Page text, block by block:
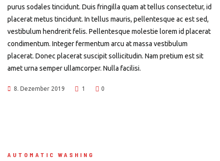
purus sodales tincidunt. Duis fringilla quam at tellus consectetur, id
placerat metus tincidunt. In tellus mauris, pellentesque ac est sed,
vestibulum hendrerit felis. Pellentesque molestie lorem id placerat
condimentum. Integer fermentum arcu at massa vestibulum
placerat. Donec placerat suscipit sollicitudin. Nam pretium est sit
amet urna semper ullamcorper. Nulla facilisi.
8. Dezember 2019 1 0
AUTOMATIC WASHING